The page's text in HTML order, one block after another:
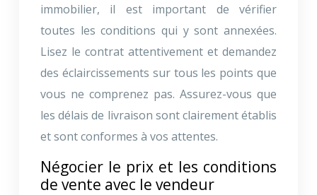
immobilier, il est important de vérifier
toutes les conditions qui y sont annexées.
Lisez le contrat attentivement et demandez
des éclaircissements sur tous les points que
vous ne comprenez pas. Assurez-vous que
les délais de livraison sont clairement établis
et sont conformes à vos attentes.
Négocier le prix et les conditions
de vente avec le vendeur